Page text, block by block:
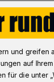
Kreislauf
und greifen
auf
für die unter